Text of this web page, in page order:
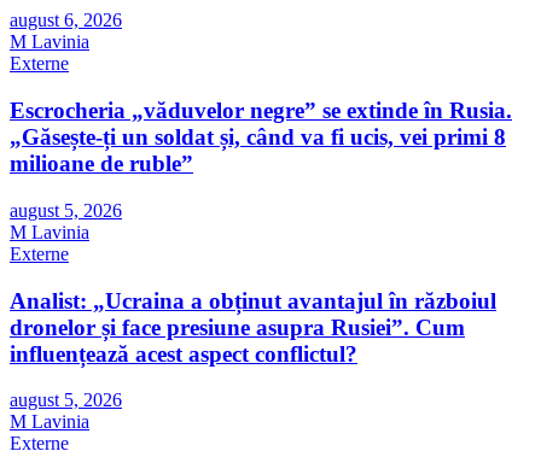
august 6, 2026
M Lavinia
Externe
Escrocheria „văduvelor negre” se extinde în Rusia.
„Găsește-ți un soldat și, când va fi ucis, vei primi 8
milioane de ruble”
august 5, 2026
M Lavinia
Externe
Analist: „Ucraina a obținut avantajul în războiul
dronelor și face presiune asupra Rusiei”. Cum
influențează acest aspect conflictul?
august 5, 2026
M Lavinia
Externe